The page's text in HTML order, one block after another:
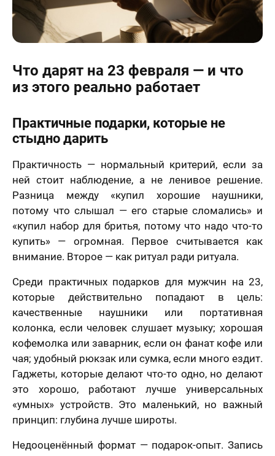
Что дарят на 23 февраля — и что
из этого реально работает
Практичные подарки, которые не
стыдно дарить
Практичность — нормальный критерий, если за
ней стоит наблюдение, а не ленивое решение.
Разница между «купил хорошие наушники,
потому что слышал — его старые сломались» и
«купил набор для бритья, потому что надо что-то
купить» — огромная. Первое считывается как
внимание. Второе — как ритуал ради ритуала.
Среди практичных подарков для мужчин на 23,
которые действительно попадают в цель:
качественные наушники или портативная
колонка, если человек слушает музыку; хорошая
кофемолка или заварник, если он фанат кофе или
чая; удобный рюкзак или сумка, если много ездит.
Гаджеты, которые делают что-то одно, но делают
это хорошо, работают лучше универсальных
«умных» устройств. Это маленький, но важный
принцип: глубина лучше широты.
Недооценённый формат — подарок-опыт. Запись